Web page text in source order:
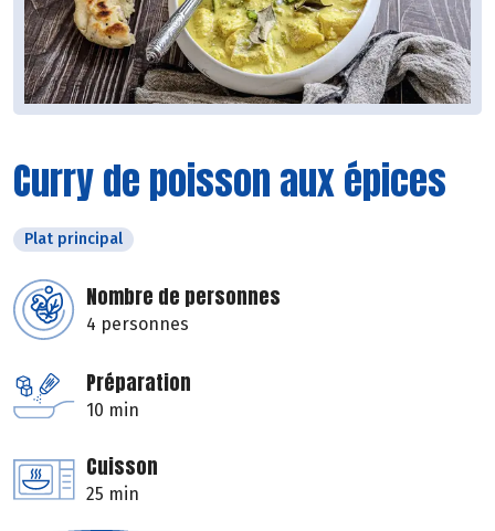
Curry de poisson aux épices
Plat principal
Nombre de personnes
4 personnes
Préparation
10 min
Cuisson
25 min